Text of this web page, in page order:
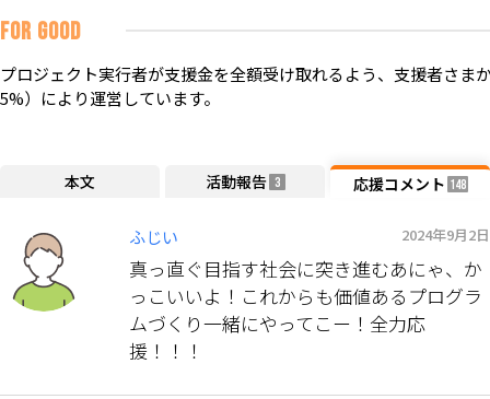
FOR GOOD
プロジェクト実行者が支援金を全額受け取れるよう、支援者さま
5%）により運営しています。
本文 活動報告 3 応援コメント 148
ふじい 2024年9月2日
真っ直ぐ目指す社会に突き進むあにゃ、か
っこいいよ！これからも価値あるプログラ
ムづくり一緒にやってこー！全力応
援！！！